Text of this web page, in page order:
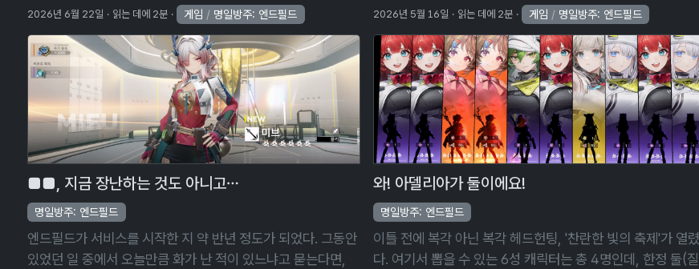
2026년 6월 22일 읽는 데에 2분 게임 / 명일방주: 엔드필드
■■, 지금 장난하는 것도 아니고…
명일방주: 엔드필드
엔드필드가 서비스를 시작한 지 약 반년 정도가 되었다. 그동안
있었던 일 중에서 오늘만큼 화가 난 적이 있느냐고 묻는다면,
2026년 5월 16일 읽는 데에 2분 게임 / 명일방주: 엔드필드
와! 아델리아가 둘이에요!
명일방주: 엔드필드
이틀 전에 복각 아닌 복각 헤드헌팅, '찬란한 빛의 축제'가 열렸
다. 여기서 뽑을 수 있는 6성 캐릭터는 총 4명인데, 한정 둘(질